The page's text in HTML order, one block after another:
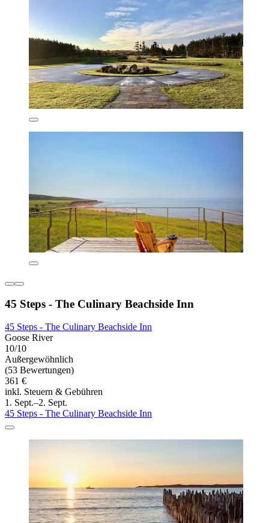
45 Steps - The Culinary Beachside Inn
45 Steps - The Culinary Beachside Inn
Goose River
10/10
Außergewöhnlich
(53 Bewertungen)
361 €
inkl. Steuern & Gebühren
1. Sept.–2. Sept.
45 Steps - The Culinary Beachside Inn